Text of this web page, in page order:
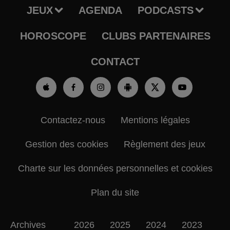
JEUX AGENDA PODCASTS
HOROSCOPE CLUBS PARTENAIRES
CONTACT
Contactez-nous Mentions légales
Gestion des cookies Règlement des jeux
Charte sur les données personnelles et cookies
Plan du site
Archives 2026 2025 2024 2023